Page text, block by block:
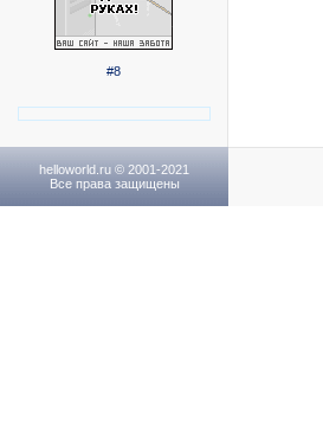
#8
helloworld.ru © 2001-2021
Все права защищены